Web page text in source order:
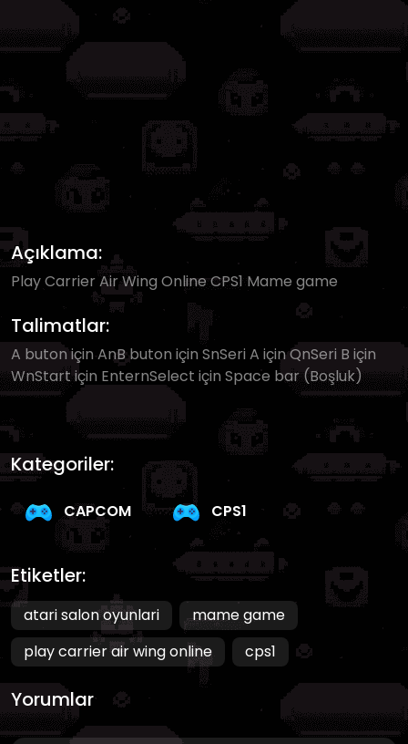
Açıklama:
Play Carrier Air Wing Online CPS1 Mame game
Talimatlar:
A buton için AnB buton için SnSeri A için QnSeri B için
WnStart için EnternSelect için Space bar (Boşluk)
Kategoriler:
CAPCOM CPS1
Etiketler:
atari salon oyunlari
mame game
play carrier air wing online
cps1
Yorumlar